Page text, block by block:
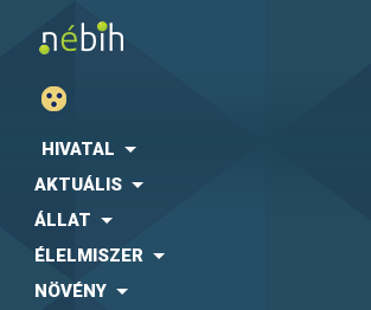
HIVATAL
AKTUÁLIS
ÁLLAT
ÉLELMISZER
NÖVÉNY